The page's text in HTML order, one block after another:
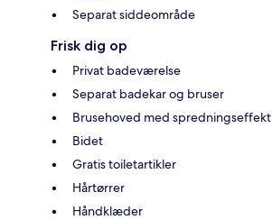
Separat siddeområde
Frisk dig op
Privat badeværelse
Separat badekar og bruser
Brusehoved med spredningseffekt
Bidet
Gratis toiletartikler
Hårtørrer
Håndklæder